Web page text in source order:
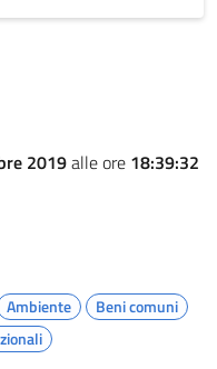
2019alle ore 18:39:32
Ambiente
Beni comuni